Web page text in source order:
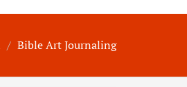
Bible Art Journaling